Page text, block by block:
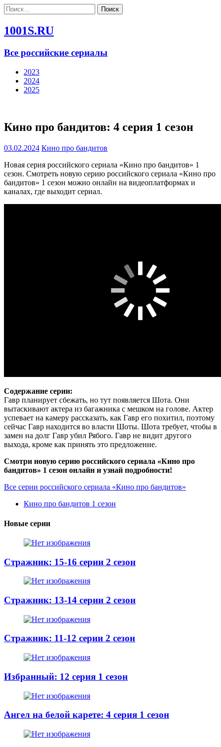
Найти:
1001S.RU
Все российские сериалы
2023
2024
2025
Кино про бандитов: 4 серия 1 сезон
03.02.2024 Кино про бандитов
Новая серия российского сериала «Кино про бандитов» 1
сезон. Смотреть новую серию российского сериала «Кино про
бандитов» 1 сезон можно онлайн на видеоплатформах и
каналах, где выходит сериал.
Содержание серии:
Гавр планирует сбежать, но тут появляется Шота. Они
вытаскивают актера из багажника с мешком на голове. Актер
успевает на камеру рассказать, как Гавр его похитил, поэтому
сейчас Гавр находится во власти Шоты. Шота требует, чтобы в
замен на долг Гавр убил Рябого. Гавр не видит другого
выхода, кроме как принять это предложение.
Смотри новую серию российского сериала «Кино про
бандитов» 1 сезон онлайн и узнай подробности!
Все серии российского сериала «Кино про бандитов»
Кино про бандитов 1 сезон
Новые серии
Стражник: 15-16 серии 2 сезон
Стражник: 13-14 серии 2 сезон
Стражник: 11-12 серии 2 сезон
Избранный: 12 серия 1 сезон
Ангел на белой карете: 4 серия 1 сезон